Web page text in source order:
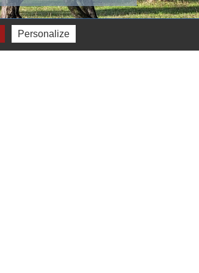
Personalize